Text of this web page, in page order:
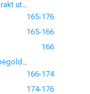
165-176
165-166
166
166-174
174-176